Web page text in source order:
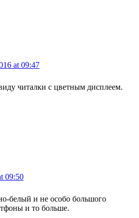
at 09:47
читалки с цветным дисплеем.
09:50
белый и не особо большого
и то больше.